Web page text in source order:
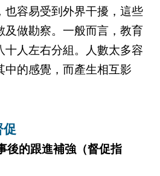
也容易受到外界干擾，這些
及做勘察。一般而言，教育
十人左右分組。人數太多容
中的感覺，而產生相互影
促
後的跟進補強（督促指